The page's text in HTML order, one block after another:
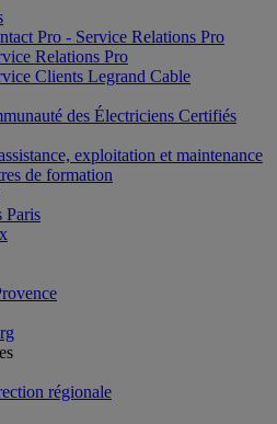
Pro - Service Relations Pro
Relations Pro
Clients Legrand Cable
des Électriciens Certifiés
exploitation et maintenance
de formation
Paris
régionale